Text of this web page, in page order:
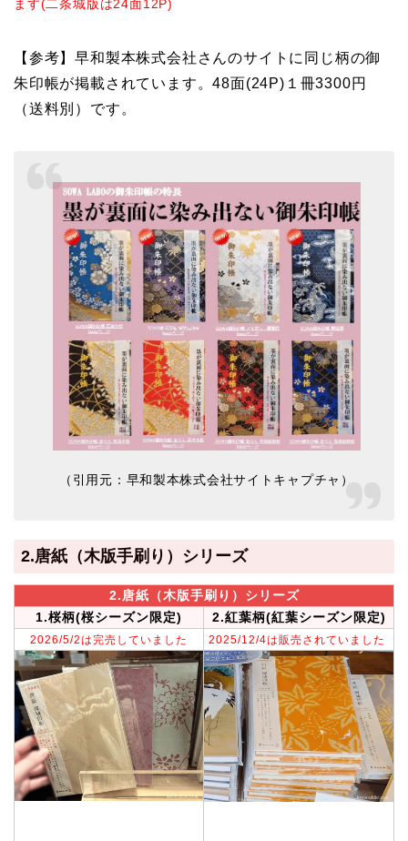
ます(二条城版は24面12P)
【参考】早和製本株式会社さんのサイトに同じ柄の御
朱印帳が掲載されています。48面(24P)１冊3300円
（送料別）です。
（引用元：早和製本株式会社サイトキャプチャ）
2.唐紙（木版手刷り）シリーズ
2.唐紙 （木版手刷り） シリーズ
1.桜柄(桜シーズン限定)
2.紅葉柄(紅葉シーズン限定)
2026/5/2は完売していました 2025/12/4は販売されていました